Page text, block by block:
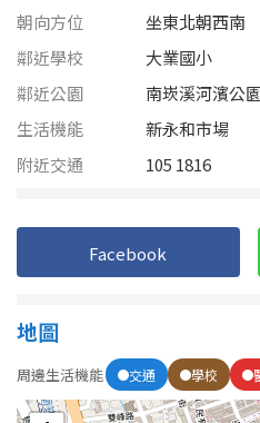
21樓以上
~
4房
朝向方位
坐東北朝西南
鄰近學校
大業國小
鄰近公園
南崁溪河濱公
生活機能
新永和市場
附近交通
105 1816
Facebook
地圖
周邊生活機能 交通 學校